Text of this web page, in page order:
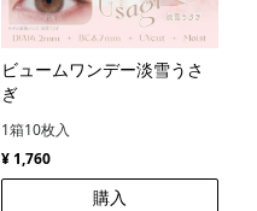
ビュームワンデー淡雪うさ
ぎ
1箱10枚入
¥ 1,760
購入